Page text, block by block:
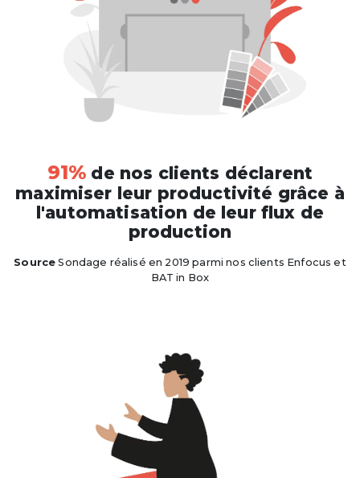
91% de nos clients déclarent
maximiser leur productivité grâce à
l'automatisation de leur flux de
production
Source Sondage réalisé en 2019 parmi nos clients Enfocus et
BAT in Box